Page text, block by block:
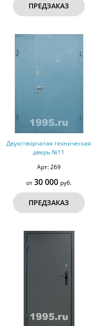
ПРЕДЗАКАЗ
Двухстворчатая техническая
дверь №11
Арт: 269
от30 000 руб.
ПРЕДЗАКАЗ